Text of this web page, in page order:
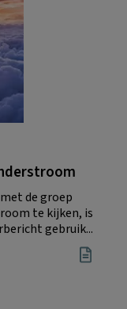
de groep
te kijken, is
gebruik...